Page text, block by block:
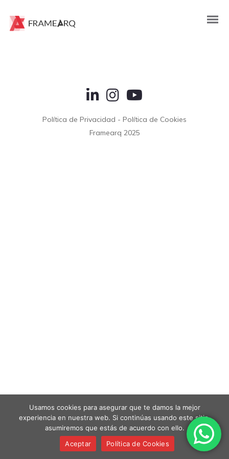
low-risk high-yield technologies. Proactively innovate market
positioning products without B2B products. Progressively
Política de Privacidad - Política de Cookies
Framearq 2025
Usamos cookies para asegurar que te damos la mejor
experiencia en nuestra web. Si continúas usando este sitio,
asumiremos que estás de acuerdo con ello.
Aceptar
Política de Cookies